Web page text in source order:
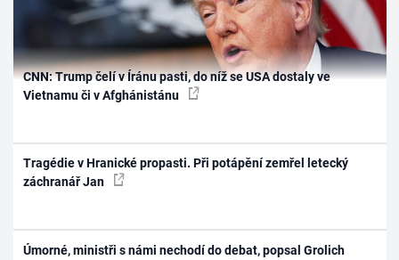
CNN: Trump čelí v Íránu pasti, do níž se USA dostaly ve
Vietnamu či v Afghánistánu
Tragédie v Hranické propasti. Při potápění zemřel letecký
záchranář Jan
Úmorné, ministři s námi nechodí do debat, popsal Grolich